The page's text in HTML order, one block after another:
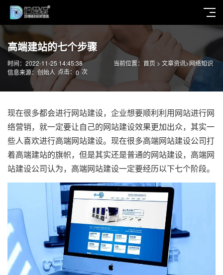
高端建站的七个步骤
当前位置： 首页 > 文章资讯>网络知识
时间：2022-11-25 14:45:38
信息来源：创始人 点击： 0 次
现在很多都会进行网站建设，企业想要顺利利用网站进行网
络营销，就一定要让自己的网站建设效果更加出众，其实一
些人喜欢进行高端网站建设。现在很多高端网站建设公司打
着高端建站的旗帜，但是其实还是普通的网站建设，高端网
站建设公司认为，高端网站建设一定要经历以下七个阶段。